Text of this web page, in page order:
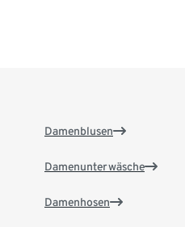
Damenblusen
Damenunterwäsche
Damenhosen